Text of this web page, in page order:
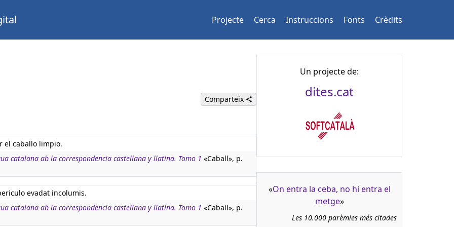
Projecte Cerca Instruccions Fonts Crèdits
Comparteix
el caballo limpio.
catalana ab la correspondencia castellana y llatina. Tomo 1 «Caball», p.
evadat incolumis.
catalana ab la correspondencia castellana y llatina. Tomo 1 «Caball», p.
Un projecte de:
dites.cat
«On entra la ceba, no hi entra el
metge»
Les 10.000 parèmies més citades